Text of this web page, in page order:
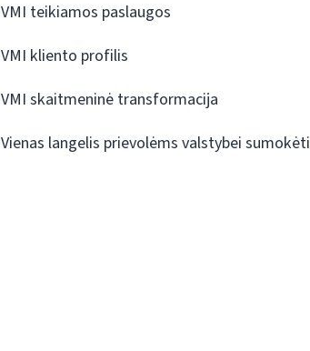
VMI teikiamos paslaugos
VMI kliento profilis
VMI skaitmeninė transformacija
Vienas langelis prievolėms valstybei sumokėti